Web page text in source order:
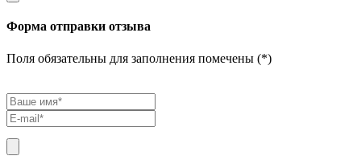
Форма отправки отзыва
Поля обязательны для заполнения помечены (*)